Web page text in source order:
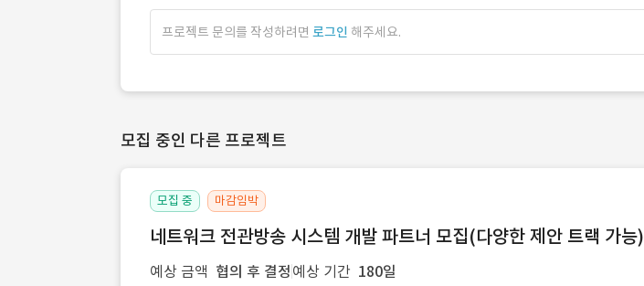
프로젝트 문의를 작성하려면 로그인 해주세요.
모집 중인 다른 프로젝트
모집 중 마감임박
네트워크 전관방송 시스템 개발 파트너 모집(다양한 제안 트랙 가능)
예상 금액 협의 후 결정 예상 기간 180일